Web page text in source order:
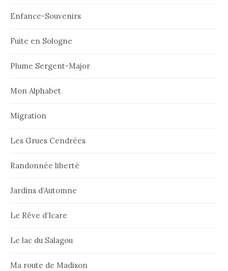
Enfance-Souvenirs
Fuite en Sologne
Plume Sergent-Major
Mon Alphabet
Migration
Les Grues Cendrées
Randonnée liberté
Jardins d’Automne
Le Rêve d’Icare
Le lac du Salagou
Ma route de Madison